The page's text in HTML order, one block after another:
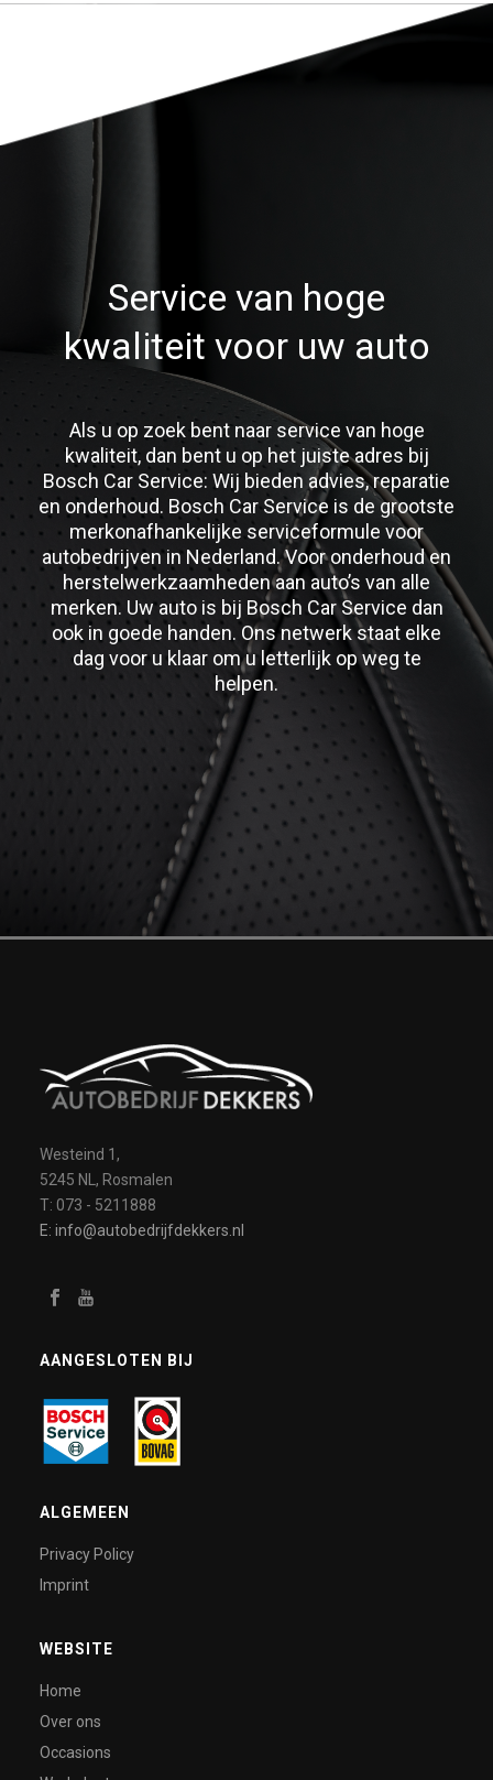
Service van hoge
kwaliteit voor uw auto
Als u op zoek bent naar service van hoge
kwaliteit, dan bent u op het juiste adres bij
Bosch Car Service: Wij bieden advies, reparatie
en onderhoud. Bosch Car Service is de grootste
merkonafhankelijke serviceformule voor
autobedrijven in Nederland. Voor onderhoud en
herstelwerkzaamheden aan auto’s van alle
merken. Uw auto is bij Bosch Car Service dan
ook in goede handen. Ons netwerk staat elke
dag voor u klaar om u letterlijk op weg te
helpen.
Westeind 1,
5245 NL, Rosmalen
T: 073 - 5211888
E: info@autobedrijfdekkers.nl
AANGESLOTEN BIJ
ALGEMEEN
Privacy Policy
Imprint
WEBSITE
Home
Over ons
Occasions